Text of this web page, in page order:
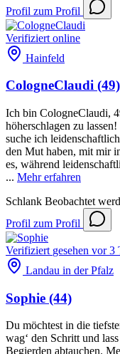
Profil zum Profil
Verifiziert online
Hainfeld
CologneClaudi (49)
Ich bin CologneClaudi,
höherschlagen zu
suche ich
den Mut haben, mit mir
es, während
... Mehr erfahren
Schlank Beobachtet
Profil zum Profil
Verifiziert gesehen vor 3
Landau in der Pfalz
Sophie (44)
Du möchtest in die
wag‘ den Schritt und
Begierden abtauchen.